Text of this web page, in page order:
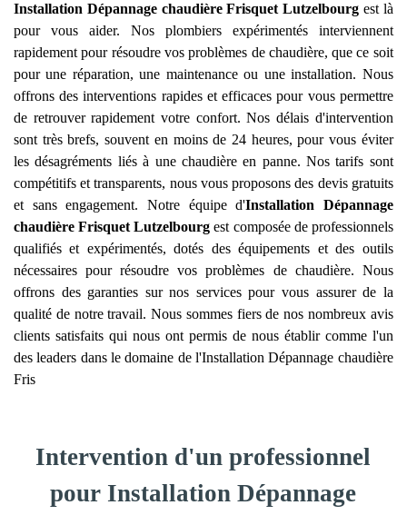
Installation Dépannage chaudière Frisquet Lutzelbourg est là
pour vous aider. Nos plombiers expérimentés interviennent
rapidement pour résoudre vos problèmes de chaudière, que ce soit
pour une réparation, une maintenance ou une installation. Nous
offrons des interventions rapides et efficaces pour vous permettre
de retrouver rapidement votre confort. Nos délais d'intervention
sont très brefs, souvent en moins de 24 heures, pour vous éviter
les désagréments liés à une chaudière en panne. Nos tarifs sont
compétitifs et transparents, nous vous proposons des devis gratuits
et sans engagement. Notre équipe d'Installation Dépannage
chaudière Frisquet Lutzelbourg est composée de professionnels
qualifiés et expérimentés, dotés des équipements et des outils
nécessaires pour résoudre vos problèmes de chaudière. Nous
offrons des garanties sur nos services pour vous assurer de la
qualité de notre travail. Nous sommes fiers de nos nombreux avis
clients satisfaits qui nous ont permis de nous établir comme l'un
des leaders dans le domaine de l'Installation Dépannage chaudière
Fris
Intervention d'un professionnel
pour Installation Dépannage